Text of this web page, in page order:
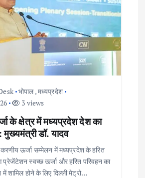
भोपाल,मध्यप्रदेश
3 views
के क्षेत्र में मध्यप्रदेश देश का
मुख्यमंत्री डॉ. यादव
ऊर्जा सम्मेलन में मध्यप्रदेश के हरित
प्रेजेंटेशन स्वच्छ ऊर्जा और हरित परिवहन का
शामिल होने के लिए दिल्ली मेट्रो…